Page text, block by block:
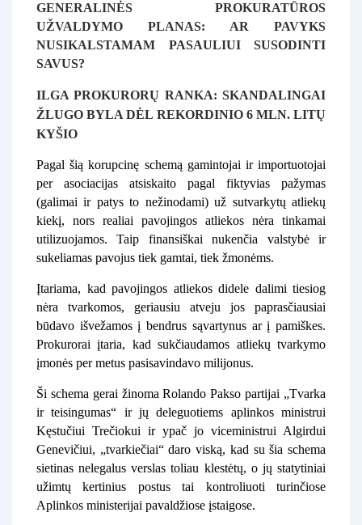
GENERALINĖS PROKURATŪROS
UŽVALDYMO PLANAS: AR PAVYKS
NUSIKALSTAMAM PASAULIUI SUSODINTI
SAVUS?
ILGA PROKURORŲ RANKA: SKANDALINGAI
ŽLUGO BYLA DĖL REKORDINIO 6 MLN. LITŲ
KYŠIO
Pagal šią korupcinę schemą gamintojai ir importuotojai
per asociacijas atsiskaito pagal fiktyvias pažymas
(galimai ir patys to nežinodami) už sutvarkytų atliekų
kiekį, nors realiai pavojingos atliekos nėra tinkamai
utilizuojamos. Taip finansiškai nukenčia valstybė ir
sukeliamas pavojus tiek gamtai, tiek žmonėms.
Įtariama, kad pavojingos atliekos didele dalimi tiesiog
nėra tvarkomos, geriausiu atveju jos paprasčiausiai
būdavo išvežamos į bendrus sąvartynus ar į pamiškes.
Prokurorai įtaria, kad sukčiaudamos atliekų tvarkymo
įmonės per metus pasisavindavo milijonus.
Ši schema gerai žinoma Rolando Pakso partijai „Tvarka
ir teisingumas“ ir jų deleguotiems aplinkos ministrui
Kęstučiui Trečiokui ir ypač jo viceministrui Algirdui
Genevičiui, „tvarkiečiai“ daro viską, kad su šia schema
sietinas nelegalus verslas toliau klestėtų, o jų statytiniai
užimtų kertinius postus tai kontroliuoti turinčiose
Aplinkos ministerijai pavaldžiose įstaigose.